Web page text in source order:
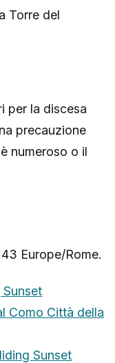
Torre del
per la discesa
precauzione
numeroso o il
Europe/Rome.
Como Città della
Sunset